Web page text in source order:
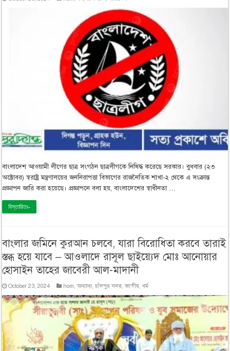
বাংলাদেশ আওয়ামী লীগের ছাত্র সংগঠন ছাত্রলীগকে নিষিদ্ধ করেছে সরকার। বুধবার (২৩
অক্টোবর) স্বরাষ্ট্র মন্ত্রণালয়ের জননিরাপত্তা বিভাগের রাজনৈতিক শাখা-২ থেকে এ সংক্রান্ত
প্রজ্ঞাপন জারি করা হয়েছে। প্রজ্ঞাপনে বলা হয়, বাংলাদেশের স্বাধীনতা …
বিস্তারিতঃ-
বাংলার জমিনে কুরআন চলবে, যারা বিরোধিতা করবে তারাই
স্তব্ধ হয়ে যাবে – আওলাদে রাসূল ছাইয়্যেদ মোঃ আনোয়ার
হোসাইন তাহের জাবেরী আল-মাদানী
October 23, 2024 hom,অন্যান্য,চাঁদপুর সদর,জাতীয়,ধর্ম